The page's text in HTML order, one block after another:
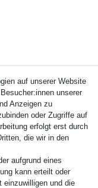
auf unserer Website
unserer
Anzeigen zu
oder Zugriffe auf
erfolgt erst durch
die wir in den
aufgrund eines
kann erteilt oder
einzuwilligen und die